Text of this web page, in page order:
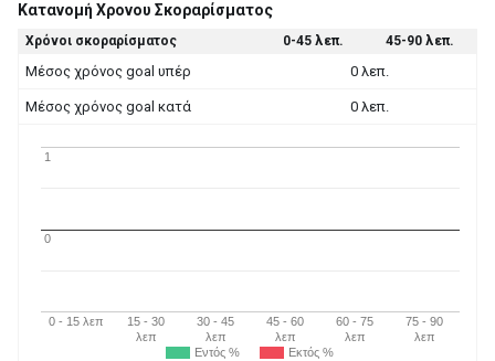
Κατανομή Χρονου Σκοραρίσματος
Χρόνοι σκοραρίσματος 0-45 λεπ. 45-90 λεπ.
Μέσος χρόνος goal υπέρ 0 λεπ.
Μέσος χρόνος goal κατά 0 λεπ.
Εντός % Εκτός %
0 - 15 λεπ
15 - 30
λεπ
30 - 45
λεπ
45 - 60
λεπ
60 - 75
λεπ
75 - 90
λεπ
0
1